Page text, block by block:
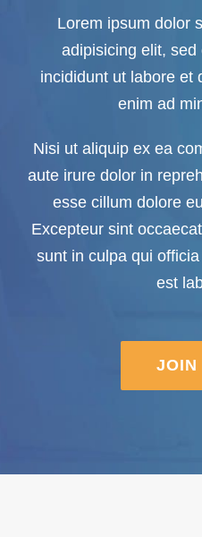
Lorem ipsum dolor
adipisicing elit,
incididunt ut labore et
enim ad
Nisi ut aliquip ex ea
aute irure dolor in
esse cillum dolore
Excepteur sint
sunt in culpa qui
est
JOIN